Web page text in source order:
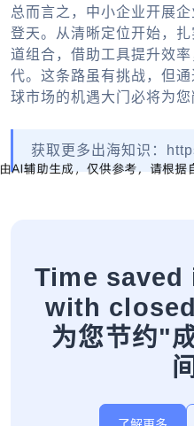
总而言之，中小企业开展企
登天。从清晰定位开始，
道组合，借助工具提升效
代。这条路虽有挑战，但
球市场的机遇大门必将为您
获取更多出海知识：
Time
with
为您节约"